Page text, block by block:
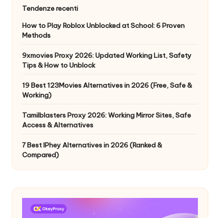
Tendenze recenti
How to Play Roblox Unblocked at School: 6 Proven
Methods
9xmovies Proxy 2026: Updated Working List, Safety
Tips & How to Unblock
19 Best 123Movies Alternatives in 2026 (Free, Safe &
Working)
Tamilblasters Proxy 2026: Working Mirror Sites, Safe
Access & Alternatives
7 Best IPhey Alternatives in 2026 (Ranked &
Compared)